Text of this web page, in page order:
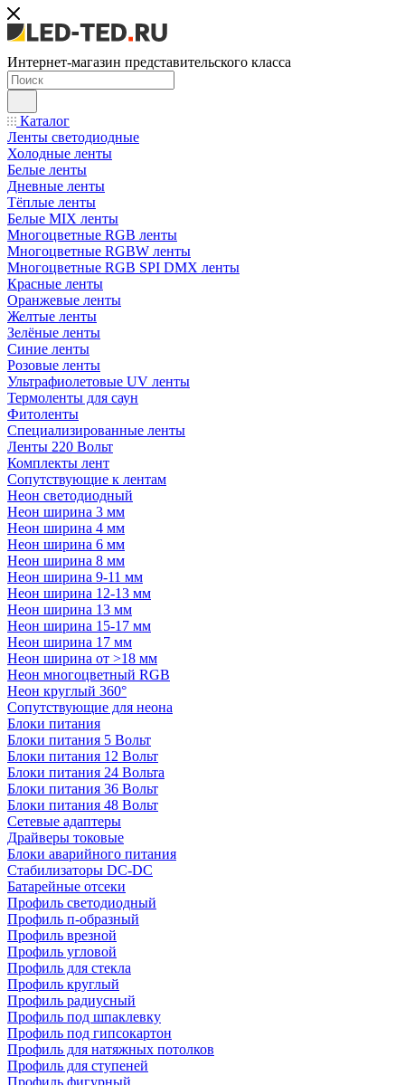
Интернет-магазин представительского класса
Каталог
Ленты светодиодные
Холодные ленты
Белые ленты
Дневные ленты
Тёплые ленты
Белые MIX ленты
Многоцветные RGB ленты
Многоцветные RGBW ленты
Многоцветные RGB SPI DMX ленты
Красные ленты
Оранжевые ленты
Желтые ленты
Зелёные ленты
Синие ленты
Розовые ленты
Ультрафиолетовые UV ленты
Термоленты для саун
Фитоленты
Специализированные ленты
Ленты 220 Вольт
Комплекты лент
Сопутствующие к лентам
Неон светодиодный
Неон ширина 3 мм
Неон ширина 4 мм
Неон ширина 6 мм
Неон ширина 8 мм
Неон ширина 9-11 мм
Неон ширина 12-13 мм
Неон ширина 13 мм
Неон ширина 15-17 мм
Неон ширина 17 мм
Неон ширина от >18 мм
Неон многоцветный RGB
Неон круглый 360°
Сопутствующие для неона
Блоки питания
Блоки питания 5 Вольт
Блоки питания 12 Вольт
Блоки питания 24 Вольта
Блоки питания 36 Вольт
Блоки питания 48 Вольт
Сетевые адаптеры
Драйверы токовые
Блоки аварийного питания
Стабилизаторы DC-DC
Батарейные отсеки
Профиль светодиодный
Профиль п-образный
Профиль врезной
Профиль угловой
Профиль для стекла
Профиль круглый
Профиль радиусный
Профиль под шпаклевку
Профиль под гипсокартон
Профиль для натяжных потолков
Профиль для ступеней
Профиль фигурный